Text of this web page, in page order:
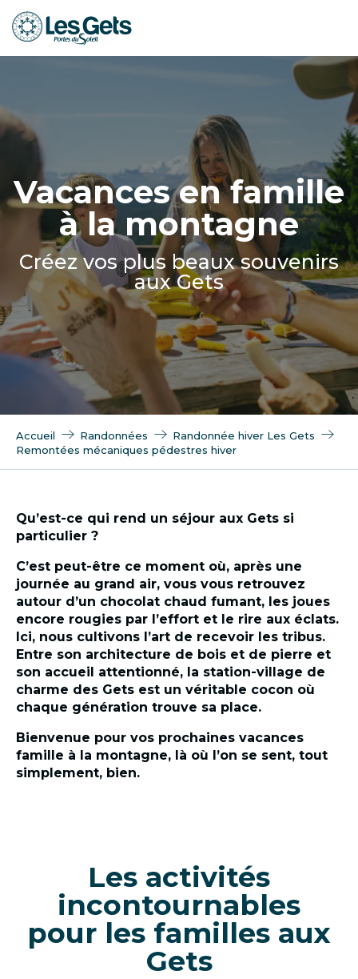
Aller
au
Vacances en famille
à la montagne
Créez vos plus beaux souvenirs
aux Gets
Accueil Randonnées
Randonnée hiver Les Gets
Remontées mécaniques pédestres hiver
Qu’est-ce qui rend un séjour aux Gets si
particulier ?
C’est peut-être ce moment où, après une
journée au grand air, vous vous retrouvez
autour d’un chocolat chaud fumant, les joues
encore rougies par l’effort et le rire aux éclats.
Ici, nous cultivons l’art de recevoir les tribus.
Entre son architecture de bois et de pierre et
son accueil attentionné, la station-village de
charme des Gets est un véritable cocon où
chaque génération trouve sa place.
Bienvenue pour vos prochaines vacances
famille à la montagne, là où l’on se sent, tout
simplement, bien.
Les activités
incontournables
pour les familles aux
Gets